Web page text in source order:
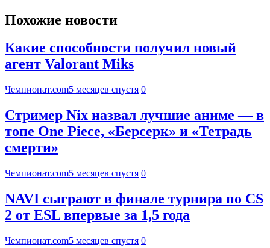
Похожие новости
Какие способности получил новый
агент Valorant Miks
Чемпионат.com5 месяцев спустя 0
Стример Nix назвал лучшие аниме — в
топе One Piece, «Берсерк» и «Тетрадь
смерти»
Чемпионат.com5 месяцев спустя 0
NAVI сыграют в финале турнира по CS
2 от ESL впервые за 1,5 года
Чемпионат.com5 месяцев спустя 0